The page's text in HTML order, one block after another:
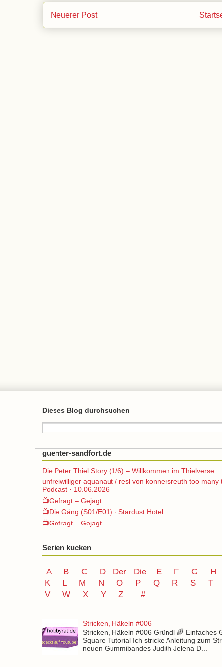
Neuerer Post
Dieses Blog durchsuchen
guenter-sandfort.de
Die Peter Thiel Story (1/6) – Willkommen im Thielverse
unfreiwilliger aquanaut / resl von konnersreuth too many
Podcast · 10.06.2026
📺Gefragt – Gejagt
📺Die Gäng (S01/E01) ∙ Stardust Hotel
📺Gefragt – Gejagt
Serien kucken
A B C D Der Die E F G
H
K
L M N O P Q R S
T
V
W X Y Z #
Stricken, Häkeln #006
Stricken, Häkeln #006 Gründl 🌈 Einfaches
Square Tutorial Ich stricke Anleitung zum
neuen Gummibandes Judith Jelena D...